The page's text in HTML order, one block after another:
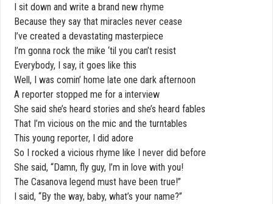
I sit down and write a brand new rhyme
Because they say that miracles never cease
I’ve created a devastating masterpiece
I’m gonna rock the mike ‘til you can’t resist
Everybody, I say, it goes like this
Well, I was comin’ home late one dark afternoon
A reporter stopped me for a interview
She said she’s heard stories and she’s heard fables
That I’m vicious on the mic and the turntables
This young reporter, I did adore
So I rocked a vicious rhyme like I never did before
She said, “Damn, fly guy, I’m in love with you!
The Casanova legend must have been true!”
I said, “By the way, baby, what’s your name?”